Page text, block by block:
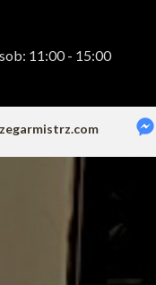
11:00 - 15:00